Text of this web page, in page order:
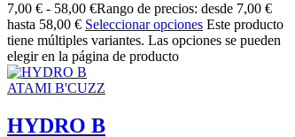
7,00 € - 58,00 €Rango de precios: desde 7,00 €
hasta 58,00 € Seleccionar opciones Este producto
tiene múltiples variantes. Las opciones se pueden
elegir en la página de producto
ATAMI B'CUZZ
HYDRO B